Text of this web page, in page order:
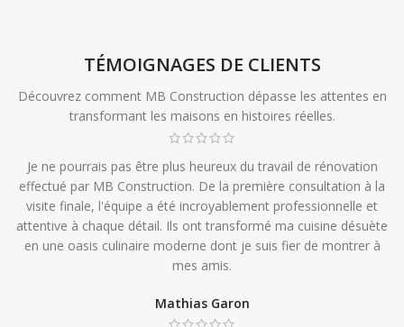
TÉMOIGNAGES DE CLIENTS
Découvrez comment MB Construction dépasse les attentes en
transformant les maisons en histoires réelles.
Je ne pourrais pas être plus heureux du travail de rénovation
effectué par MB Construction. De la première consultation à la
visite finale, l'équipe a été incroyablement professionnelle et
attentive à chaque détail. Ils ont transformé ma cuisine désuète
en une oasis culinaire moderne dont je suis fier de montrer à
mes amis.
Mathias Garon